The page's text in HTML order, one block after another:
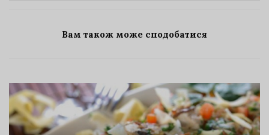
Вам також може сподобатися